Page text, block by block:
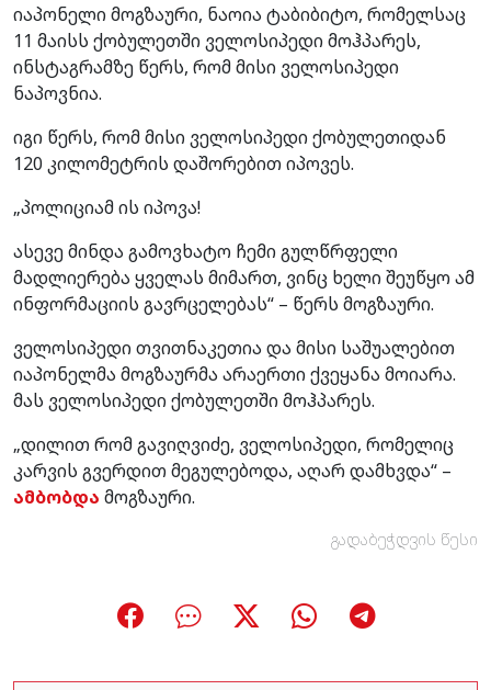
იაპონელი მოგზაური, ნაოია ტაბიბიტო, რომელსაც
11 მაისს ქობულეთში ველოსიპედი მოჰპარეს,
ინსტაგრამზე წერს, რომ მისი ველოსიპედი
ნაპოვნია.
იგი წერს, რომ მისი ველოსიპედი ქობულეთიდან
120 კილომეტრის დაშორებით იპოვეს.
„პოლიციამ ის იპოვა!
ასევე მინდა გამოვხატო ჩემი გულწრფელი
მადლიერება ყველას მიმართ, ვინც ხელი შეუწყო ამ
ინფორმაციის გავრცელებას“ – წერს მოგზაური.
ველოსიპედი თვითნაკეთია და მისი საშუალებით
იაპონელმა მოგზაურმა არაერთი ქვეყანა მოიარა.
მას ველოსიპედი ქობულეთში მოჰპარეს.
„დილით რომ გავიღვიძე, ველოსიპედი, რომელიც
კარვის გვერდით მეგულებოდა, აღარ დამხვდა“ –
ამბობდა მოგზაური.
გადაბეჭდვის წესი